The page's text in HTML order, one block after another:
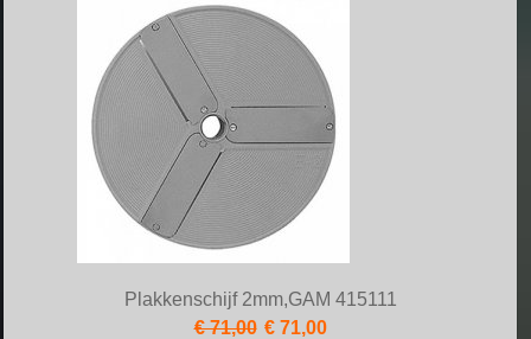
Plakkenschijf 2mm,GAM 415111
€ 71,00 € 71,00